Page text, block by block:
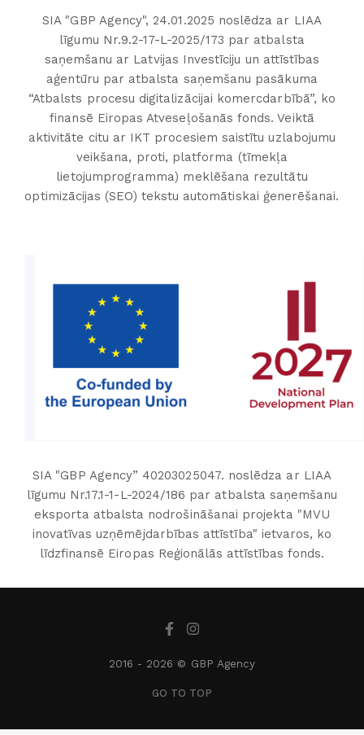
SIA "GBP Agency", 24.01.2025 noslēdza ar LIAA
līgumu Nr.9.2-17-L-2025/173 par atbalsta
saņemšanu ar Latvijas Investīciju un attīstības
aģentūru par atbalsta saņemšanu pasākuma
“Atbalsts procesu digitalizācijai komercdarbībā”, ko
finansē Eiropas Atveseļošanās fonds. Veiktā
aktivitāte citu ar IKT procesiem saistītu uzlabojumu
veikšana, proti, platforma (tīmekļa
lietojumprogramma) meklēšana rezultātu
optimizācijas (SEO) tekstu automātiskai ģenerēšanai.
SIA "GBP Agency” 40203025047. noslēdza ar LIAA
līgumu Nr.17.1-1-L-2024/186 par atbalsta saņemšanu
eksporta atbalsta nodrošināšanai projekta "MVU
inovatīvas uzņēmējdarbības attīstība" ietvaros, ko
līdzfinansē Eiropas Reģionālās attīstības fonds.
2016 - 2026 © GBP Agency
GO TO TOP